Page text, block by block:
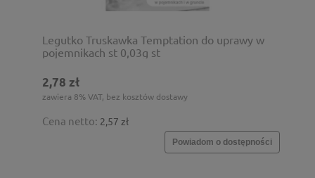
Legutko Truskawka Temptation do uprawy w
pojemnikach st 0,03g st
2,78 zł
zawiera 8% VAT, bez kosztów dostawy
Cena netto: 2,57 zł
Powiadom o dostępności